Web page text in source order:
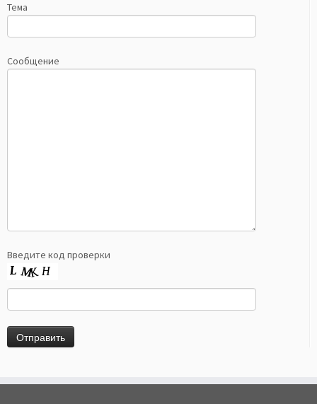
Тема
Сообщение
Введите код проверки